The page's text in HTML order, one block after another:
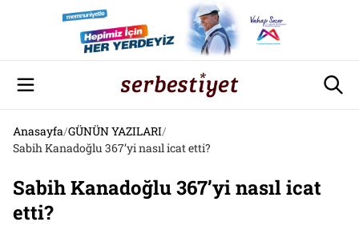
Anasayfa/GÜNÜN YAZILARI/
Sabih Kanadoğlu 367’yi nasıl icat etti?
Sabih Kanadoğlu 367’yi nasıl icat
etti?